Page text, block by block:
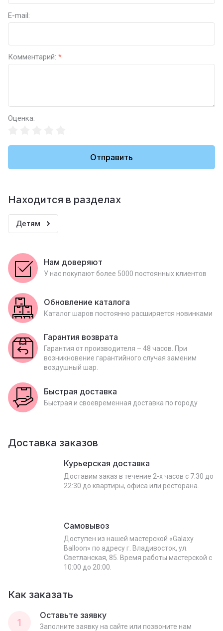
E-mail:
Комментарий: *
Оценка:
Отправить
Находится в разделах
Детям
Нам доверяют
У нас покупают более 5000 постоянных клиентов
Обновление каталога
Каталог шаров постоянно расширяется новинками
Гарантия возврата
Гарантия от производителя – 48 часов. При
возникновение гарантийного случая заменим
воздушный шар.
Быстрая доставка
Быстрая и своевременная доставка по городу
Доставка заказов
Курьерская доставка
Доставим заказ в течение 2-х часов с 7:30 до
22:30 до квартиры, офиса или ресторана.
Самовывоз
Доступен из нашей мастерской «Galaxy
Balloon» по адресу г. Владивосток, ул.
Светланская, 85. Время работы мастерской с
10:00 до 20:00.
Как заказать
1
Оставьте заявку
Заполните заявку на сайте или позвоните нам